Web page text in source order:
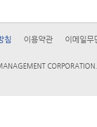
침 이용약관 이메일무
CORPORATION.